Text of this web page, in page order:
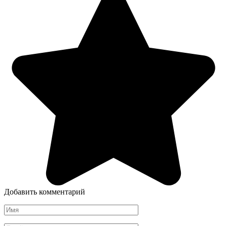
Добавить комментарий
Имя
*